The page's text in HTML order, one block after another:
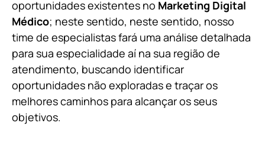
oportunidades existentes no Marketing Digital
Médico; neste sentido, neste sentido, nosso
time de especialistas fará uma análise detalhada
para sua especialidade aí na sua região de
atendimento, buscando identificar
oportunidades não exploradas e traçar os
melhores caminhos para alcançar os seus
objetivos.